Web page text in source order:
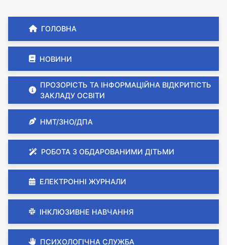
ГОЛОВНА
НОВИНИ
ПРОЗОРІСТЬ ТА ІНФОРМАЦІЙНА ВІДКРИТІСТЬ
ЗАКЛАДУ ОСВІТИ
НМТ/ЗНО/ДПА
РОБОТА З ОБДАРОВАНИМИ ДІТЬМИ
ЕЛЕКТРОННІ ЖУРНАЛИ
ІНКЛЮЗИВНЕ НАВЧАННЯ
ПСИХОЛОГІЧНА СЛУЖБА